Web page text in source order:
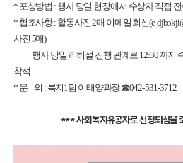
* 포상방법 : 행사 당일 현장에서 수상자 직접
* 협조사항 : 활동사진 2매 이메일 회신(e-
사진 5매)
행사 당일 리허설 진행 관계로 12:30 까지
착석
* 문 의 : 복지1팀 이태양과장☎042-531-3712
*** 사회복지유공자로 선정되심